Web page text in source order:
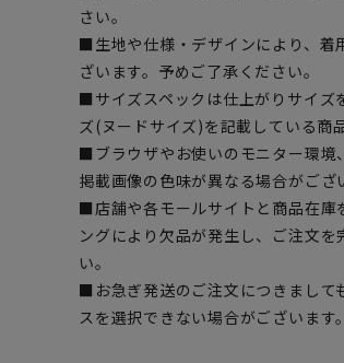
さい。
■生地や仕様・デザインにより、着
ざいます。予めご了承ください。
■サイズスペックは仕上がりサイズ
ズ(ヌードサイズ)を記載している商
■ブラウザやお使いのモニター環境
掲載画像の色味が異なる場合がござ
■店舗や各モールサイトと商品在庫
ングにより欠品が発生し、ご注文
い。
■お急ぎ発送のご注文につきまして
スを選択できない場合がございます。